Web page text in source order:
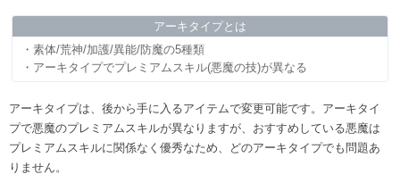
アーキタイプとは
・素体/荒神/加護/異能/防魔の5種類
・アーキタイプでプレミアムスキル(悪魔の技)が異なる
アーキタイプは、後から手に入るアイテムで変更可能です。アーキタイ
プで悪魔のプレミアムスキルが異なりますが、おすすめしている悪魔は
プレミアムスキルに関係なく優秀なため、どのアーキタイプでも問題あ
りません。